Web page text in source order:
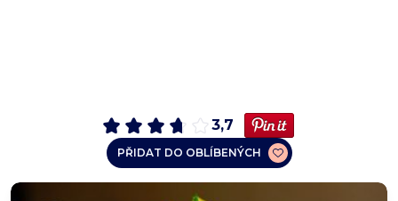
3,7
PŘIDAT DO OBLÍBENÝCH